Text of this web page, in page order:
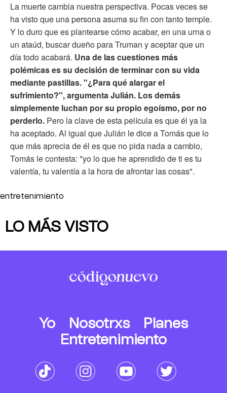
La muerte cambia nuestra perspectiva. Pocas veces se
ha visto que una persona asuma su fin con tanto temple.
Y lo duro que es plantearse cómo acabar, en una urna o
un ataúd, buscar dueño para Truman y aceptar que un
día todo acabará. Una de las cuestiones más
polémicas es su decisión de terminar con su vida
mediante pastillas. "¿Para qué alargar el
sufrimiento?", argumenta Julián. Los demás
simplemente luchan por su propio egoísmo, por no
perderlo. Pero la clave de esta película es que él ya la
ha aceptado. Al igual que Julián le dice a Tomás que lo
que más aprecia de él es que no pida nada a cambio,
Tomás le contesta: "yo lo que he aprendido de ti es tu
valentía, tu valentía a la hora de afrontar las cosas".
entretenimiento
LO MÁS VISTO
Yo Nosotrxs
Planes
Entretenimiento